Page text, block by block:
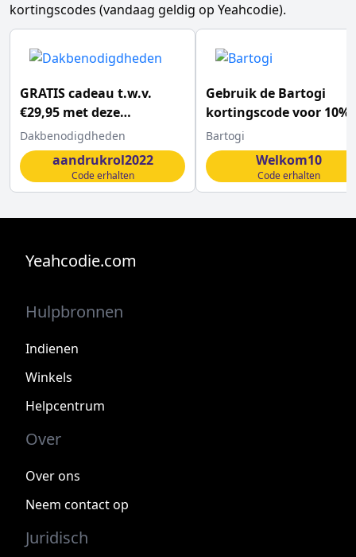
kortingscodes (vandaag geldig op Yeahcodie).
GRATIS cadeau t.w.v.
€29,95 met deze
Dakbenodigdheden
kortingscode
Dakbenodigdheden
aandrukrol2022
Code erhalten
Gebruik de Bartogi
kortingscode voor 10%
korting op het hele
assortiment
Bartogi
Welkom10
Code erhalten
Yeahcodie.com
Hulpbronnen
Indienen
Winkels
Helpcentrum
Over
Over ons
Neem contact op
Juridisch